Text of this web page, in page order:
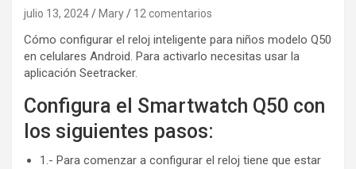
julio 13, 2024 Mary 12 comentarios
Cómo configurar el reloj inteligente para niños modelo Q50
en celulares Android. Para activarlo necesitas usar la
aplicación Seetracker.
Configura el Smartwatch Q50 con
los siguientes pasos:
1.- Para comenzar a configurar el reloj tiene que estar